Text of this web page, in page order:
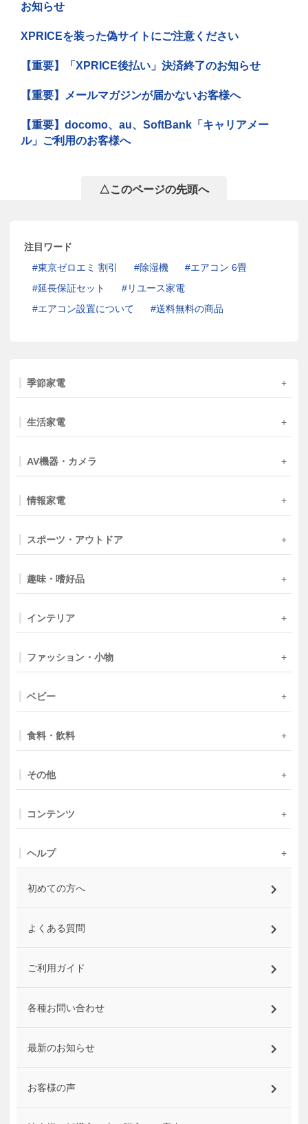
お知らせ
XPRICEを装った偽サイトにご注意ください
【重要】「XPRICE後払い」決済終了のお知らせ
【重要】メールマガジンが届かないお客様へ
【重要】docomo、au、SoftBank「キャリアメー
ル」ご利用のお客様へ
△このページの先頭へ
注目ワード
東京ゼロエミ 割引
除湿機
エアコン 6畳
延長保証セット
リユース家電
エアコン設置について
送料無料の商品
季節家電
生活家電
AV機器・カメラ
情報家電
スポーツ・アウトドア
趣味・嗜好品
インテリア
ファッション・小物
ベビー
食料・飲料
その他
コンテンツ
ヘルプ
初めての方へ
よくある質問
ご利用ガイド
各種お問い合わせ
最新のお知らせ
お客様の声